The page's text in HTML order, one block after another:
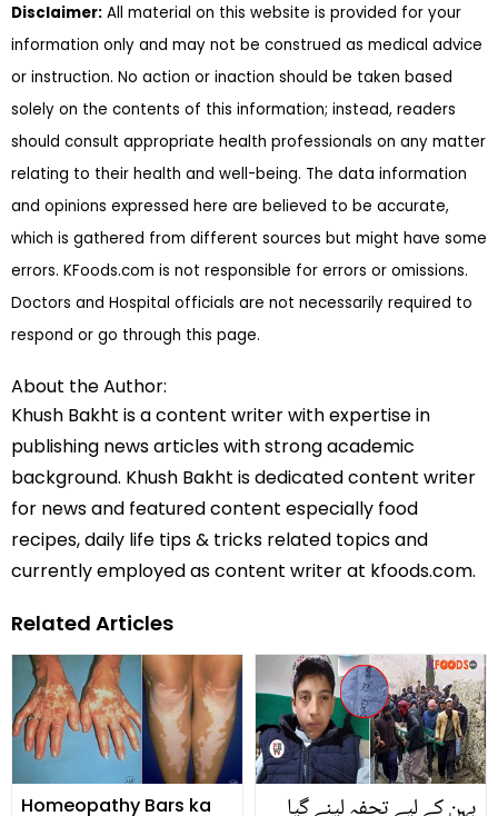
Disclaimer: All material on this website is provided for your
information only and may not be construed as medical advice
or instruction. No action or inaction should be taken based
solely on the contents of this information; instead, readers
should consult appropriate health professionals on any matter
relating to their health and well-being. The data information
and opinions expressed here are believed to be accurate,
which is gathered from different sources but might have some
errors. KFoods.com is not responsible for errors or omissions.
Doctors and Hospital officials are not necessarily required to
respond or go through this page.
About the Author:
Khush Bakht is a content writer with expertise in
publishing news articles with strong academic
background. Khush Bakht is dedicated content writer
for news and featured content especially food
recipes, daily life tips & tricks related topics and
currently employed as content writer at kfoods.com.
Related Articles
Homeopathy Bars ka